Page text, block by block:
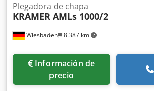
Wiesbaden 8.387 km
Plegadora de chapa
KRAMERAMLs 1000/2
Información de
precio